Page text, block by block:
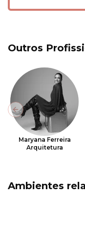
Outros
Maryana Ferreira
Arquitetura
Previous slide
Ambientes